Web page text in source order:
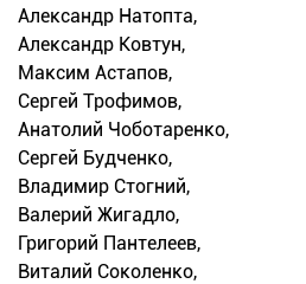
Александр Натопта,
Александр Ковтун,
Максим Астапов,
Сергей Трофимов,
Анатолий Чоботаренко,
Сергей Будченко,
Владимир Стогний,
Валерий Жигадло,
Григорий Пантелеев,
Виталий Соколенко,